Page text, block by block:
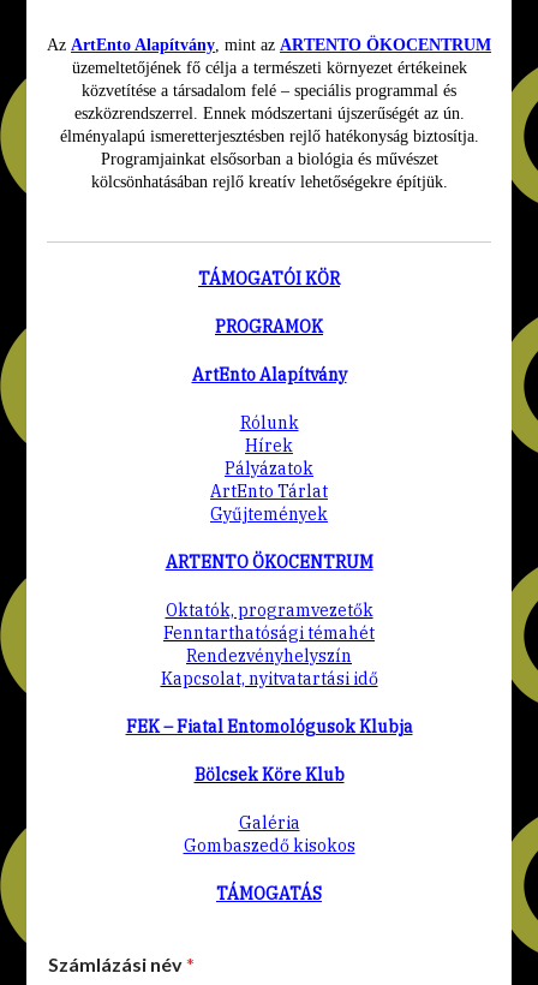
Az ArtEnto Alapítvány , mint az ARTENTO ÖKOCENTRUM
üzemeltetőjének fő célja a természeti környezet értékeinek
közvetítése a társadalom felé – speciális programmal és
eszközrendszerrel. Ennek módszertani újszerűségét az ún.
élményalapú ismeretterjesztésben rejlő hatékonyság biztosítja.
Programjainkat elsősorban a biológia és művészet
kölcsönhatásában rejlő kreatív lehetőségekre építjük.
TÁMOGATÓI KÖR
PROGRAMOK
ArtEnto Alapítvány
Rólunk
Hírek
Pályázatok
ArtEnto Tárlat
Gyűjtemények
ARTENTO ÖKOCENTRUM
Oktatók, programvezetők
Fenntarthatósági témahét
Rendezvényhelyszín
Kapcsolat, nyitvatartási idő
FEK – Fiatal Entomológusok Klubja
Bölcsek Köre Klub
Galéria
Gombaszedő kisokos
TÁMOGATÁS
Számlázási név*